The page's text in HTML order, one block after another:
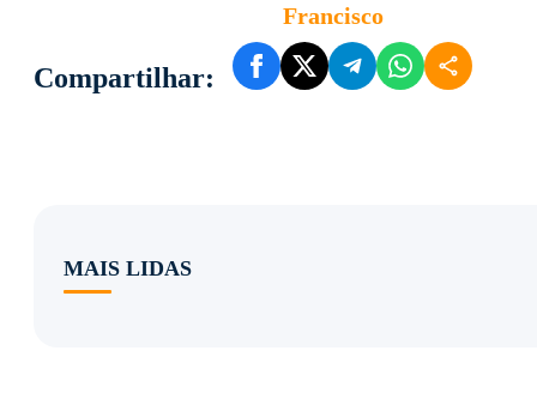
Francisco
Compartilhar:
MAIS LIDAS